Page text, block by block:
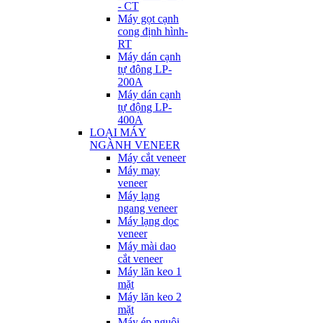
- CT
Máy gọt cạnh
cong định hình-
RT
Máy dán cạnh
tự động LP-
200A
Máy dán cạnh
tự động LP-
400A
LOẠI MÁY
NGÀNH VENEER
Máy cắt veneer
Máy may
veneer
Máy lạng
ngang veneer
Máy lạng dọc
veneer
Máy mài dao
cắt veneer
Máy lăn keo 1
mặt
Máy lăn keo 2
mặt